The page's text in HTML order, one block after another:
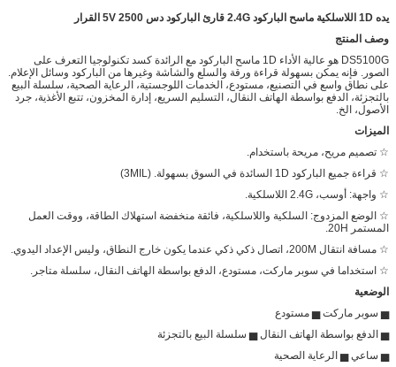
يده 1D اللاسلكية ماسح الباركود 2.4G قارئ الباركود دس 5V 2500 القرار
وصف المنتج
DS5100G هو عالية الأداء 1D ماسح الباركود مع الرائدة كسد تكنولوجيا التعرف على
الصور. فإنه يمكن بسهولة قراءة ورقة والسلع والشاشة وغيرها من الباركود وسائل الإعلام.
على نطاق واسع في التصنيع، مستودع، الخدمات اللوجستية، الرعاية الصحية، سلسلة البيع
بالتجزئة، الدفع بواسطة الهاتف النقال، التسليم السريع، إدارة المخزون، تتبع الأغذية، جرد
الأصول، الخ.
الميزات
☆ تصميم مريح، مريحة باستخدام.
☆ قراءة جميع الباركود 1D السائدة في السوق بسهولة. (3MIL)
☆ واجهة: أوسب، 2.4G اللاسلكية.
☆ الوضع المزدوج: السلكية واللاسلكية، فائقة منخفضة استهلاك الطاقة، ووقت العمل
المستمر 20H.
☆ مسافة انتقال 200M، اتصال ذكي ذكي عندما يكون خارج النطاق، وليس الإعداد اليدوي.
☆ استخداما في سوبر ماركت، مستودع، الدفع بواسطة الهاتف النقال، سلسلة متاجر.
الوضعية
▅ سوبر ماركت ▅ مستودع
▅ الدفع بواسطة الهاتف النقال ▅ سلسلة البيع بالتجزئة
▅ ساعي ▅ الرعاية الصحية